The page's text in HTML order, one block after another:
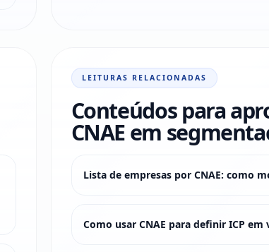
LEITURAS RELACIONADAS
Conteúdos para
CNAE em
Lista de empresas por CNAE: como
Como usar CNAE para definir ICP em